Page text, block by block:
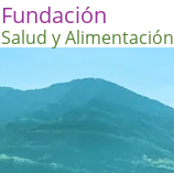
Fundación
Salud y Alimentación